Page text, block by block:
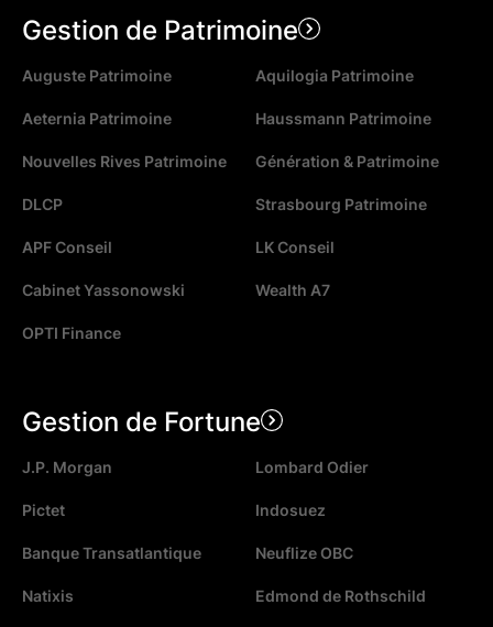
Gestion de Patrimoine
Auguste Patrimoine Aquilogia Patrimoine
Aeternia Patrimoine Haussmann Patrimoine
Nouvelles Rives Patrimoine Génération & Patrimoine
DLCP Strasbourg Patrimoine
APF Conseil LK Conseil
Cabinet Yassonowski Wealth A7
OPTI Finance
Gestion de Fortune
J.P. Morgan Lombard Odier
Pictet Indosuez
Banque Transatlantique Neuflize OBC
Natixis Edmond de Rothschild